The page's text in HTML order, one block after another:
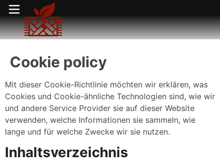
Cookie policy
Mit dieser Cookie-Richtlinie möchten wir erklären, was
Cookies und Cookie-ähnliche Technologien sind, wie wir
und andere Service Provider sie auf dieser Website
verwenden, welche Informationen sie sammeln, wie
lange und für welche Zwecke wir sie nutzen.
Inhaltsverzeichnis